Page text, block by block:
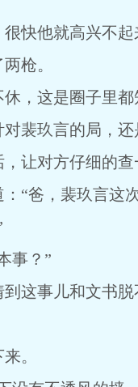
快他就高兴不
枪。
，这是圈子里
裴玖言的局，还
让对方仔细的查
“爸，裴玖言这
事？”
这事儿和文书
。